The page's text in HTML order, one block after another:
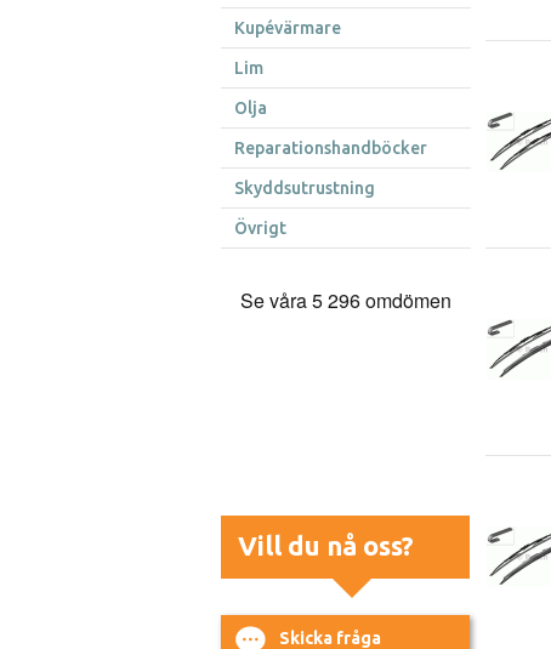
Kupévärmare
Lim
Olja
Reparationshandböcker
Skyddsutrustning
Övrigt
Vill du nå oss?
Skicka fråga